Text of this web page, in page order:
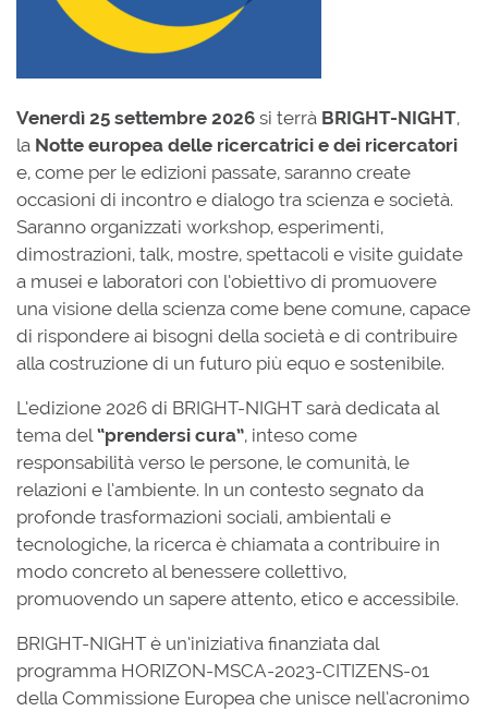
Venerdì 25 settembre 2026 si terrà BRIGHT-NIGHT,
la Notte europea delle ricercatrici e dei ricercatori
e, come per le edizioni passate, saranno create
occasioni di incontro e dialogo tra scienza e società.
Saranno organizzati workshop, esperimenti,
dimostrazioni, talk, mostre, spettacoli e visite guidate
a musei e laboratori con l’obiettivo di promuovere
una visione della scienza come bene comune, capace
di rispondere ai bisogni della società e di contribuire
alla costruzione di un futuro più equo e sostenibile.
L’edizione 2026 di BRIGHT-NIGHT sarà dedicata al
tema del“prendersi cura”, inteso come
responsabilità verso le persone, le comunità, le
relazioni e l’ambiente. In un contesto segnato da
profonde trasformazioni sociali, ambientali e
tecnologiche, la ricerca è chiamata a contribuire in
modo concreto al benessere collettivo,
promuovendo un sapere attento, etico e accessibile.
BRIGHT-NIGHT è un’iniziativa finanziata dal
programma HORIZON-MSCA-2023-CITIZENS-01
della Commissione Europea che unisce nell’acronimo